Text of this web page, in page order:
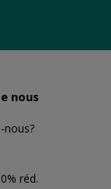
nous
nous?
réd.